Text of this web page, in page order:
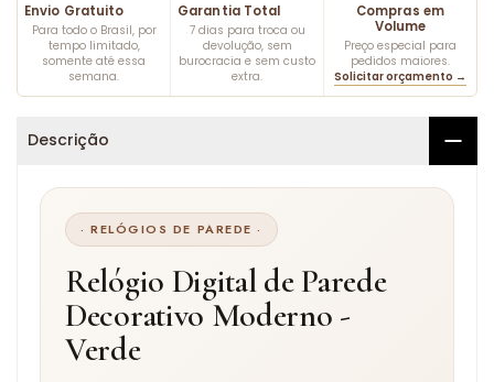
Envio Gratuito
Para todo o Brasil, por
tempo limitado,
somente até essa
semana.
Garantia Total
7 dias para troca ou
devolução, sem
burocracia e sem custo
extra.
Compras em
Volume
Preço especial para
pedidos maiores.
Solicitar orçamento →
Descrição
· RELÓGIOS DE PAREDE ·
Relógio Digital de Parede
Decorativo Moderno -
Verde